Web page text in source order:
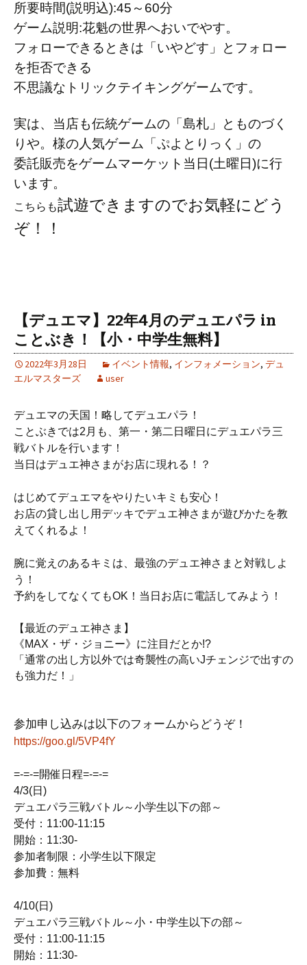
所要時間(説明込):45～60分
ゲーム説明:花魁の世界へおいでやす。
フォローできるときは「いやどす」とフォロー
を拒否できる
不思議なトリックテイキングゲームです。
実は、当店も伝統ゲームの「島札」とものづく
りや。様の人気ゲーム「ぷよとりっく」の
委託販売をゲームマーケット当日(土曜日)に行
います。
こちらも試遊できますのでお気軽にどう
ぞ！！
【デュエマ】22年4月のデュエパラ in
ことぶき！【小・中学生無料】
2022年3月28日 イベント情報, インフォメーション, デュ
エルマスターズ
user
デュエマの天国！略してデュエパラ！
ことぶきでは2月も、 第一・第二日曜日にデュエパラ三
戦バトルを行います！
当日はデュエ神さまがお店に現れる！？
はじめてデュエマをやりたいキミも安心！
お店の貸し出し用デッキでデュエ神さまが遊びかたを教
えてくれるよ！
腕に覚えのあるキミは、最強のデュエ神さまと対戦しよ
う！
予約をしてなくてもOK！当日お店に電話してみよう！
【最近のデュエ神さま】
《MAX・ザ・ジョニー》に注目だとか!?
「通常の出し方以外では奇襲性の高いJチェンジで出すの
も強力だ！」
参加申し込みは以下のフォームからどうぞ！
https://goo.gl/5VP4fY
=-=-=開催日程=-=-=
4/3(日)
デュエパラ三戦バトル～小学生以下の部～
受付：11:00-11:15
開始：11:30-
参加者制限：小学生以下限定
参加費：無料
4/10(日)
デュエパラ三戦バトル～小・中学生以下の部～
受付：11:00-11:15
開始：11:30-